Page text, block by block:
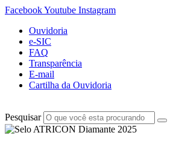
FacebookYoutube Instagram
Ouvidoria
e-SIC
FAQ
Transparência
E-mail
Cartilha da Ouvidoria
Pesquisar